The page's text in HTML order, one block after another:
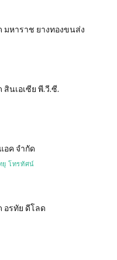
มหาราช ยางทองขนส่ง
นเอเซีย พี.วี.ซี.
อค จำกัด
ยุ โทรทัศน์
อรทัย ดีโลด